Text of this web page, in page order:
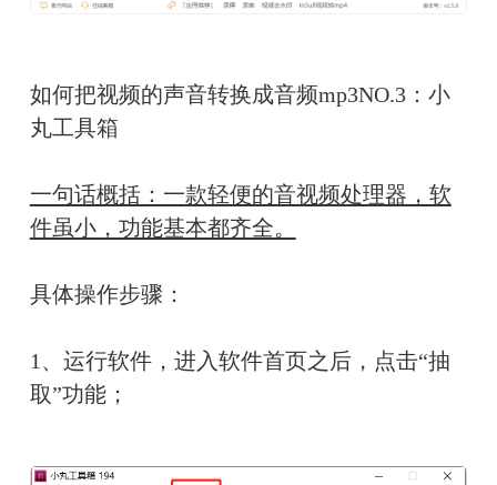
如何把视频的声音转换成音频mp3NO.3：小
丸工具箱
一句话概括：一款轻便的音视频处理器，软
件虽小，功能基本都齐全。
具体操作步骤：
1、运行软件，进入软件首页之后，点击“抽
取”功能；